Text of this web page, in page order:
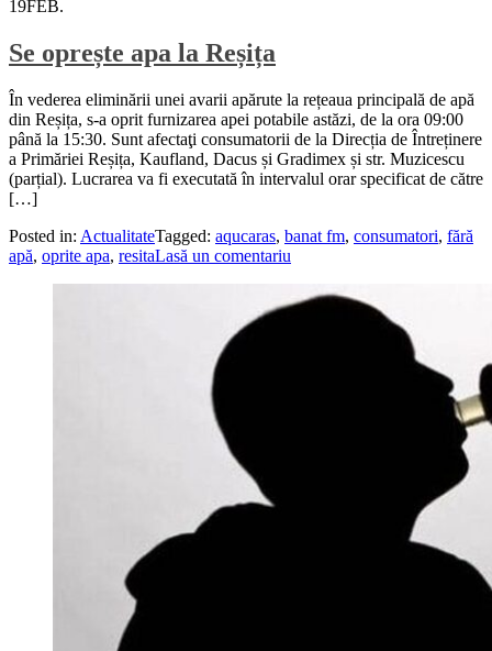
19FEB.
Se oprește apa la Reșița
În vederea eliminării unei avarii apărute la rețeaua principală de apă
din Reșița, s-a oprit furnizarea apei potabile astăzi, de la ora 09:00
până la 15:30. Sunt afectaţi consumatorii de la Direcția de Întreținere
a Primăriei Reșița, Kaufland, Dacus și Gradimex și str. Muzicescu
(parțial). Lucrarea va fi executată în intervalul orar specificat de către
[…]
Posted in: ActualitateTagged: aqucaras, banat fm, consumatori, fără
apă, oprite apa, resitaLasă un comentariu